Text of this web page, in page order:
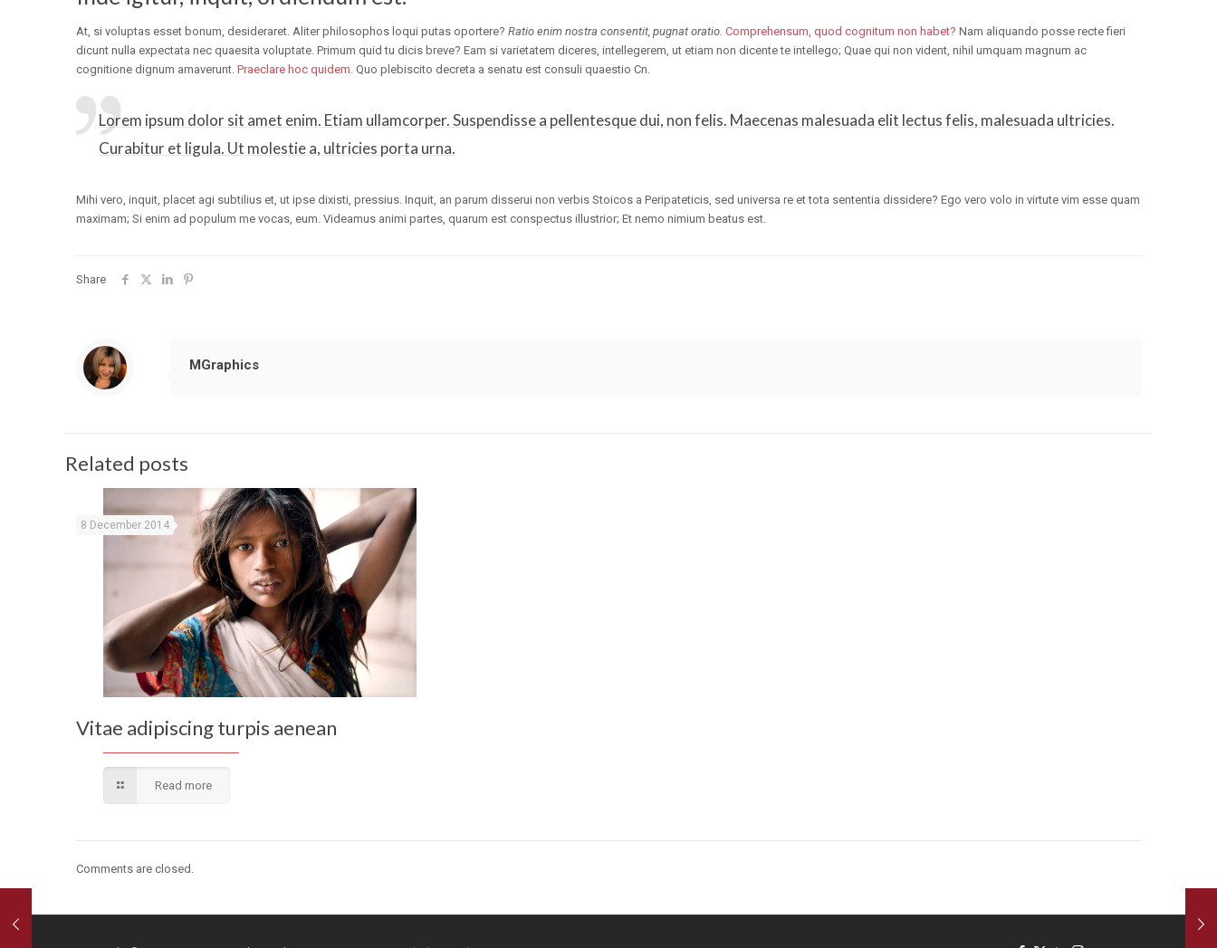
At, si voluptas esset bonum, desideraret. Aliter philosophos loqui putas oportere? Ratio enim nostra consentit, pugnat oratio. Comprehensum, quod cognitum non habet? Nam aliquando posse recte fieri
dicunt nulla expectata nec quaesita voluptate. Primum quid tu dicis breve? Eam si varietatem diceres, intellegerem, ut etiam non dicente te intellego; Quae qui non vident, nihil umquam magnum ac
cognitione dignum amaverunt. Praeclare hoc quidem. Quo plebiscito decreta a senatu est consuli quaestio Cn.
Lorem ipsum dolor sit amet enim. Etiam ullamcorper. Suspendisse a pellentesque dui, non felis. Maecenas malesuada elit lectus felis, malesuada ultricies.
Curabitur et ligula. Ut molestie a, ultricies porta urna.
Mihi vero, inquit, placet agi subtilius et, ut ipse dixisti, pressius. Inquit, an parum disserui non verbis Stoicos a Peripateticis, sed universa re et tota sententia dissidere? Ego vero volo in virtute vim esse quam
maximam; Si enim ad populum me vocas, eum. Videamus animi partes, quarum est conspectus illustrior; Et nemo nimium beatus est.
Share
MGraphics
Related posts
8 December 2014
Vitae adipiscing turpis aenean
Read more
Comments are closed.